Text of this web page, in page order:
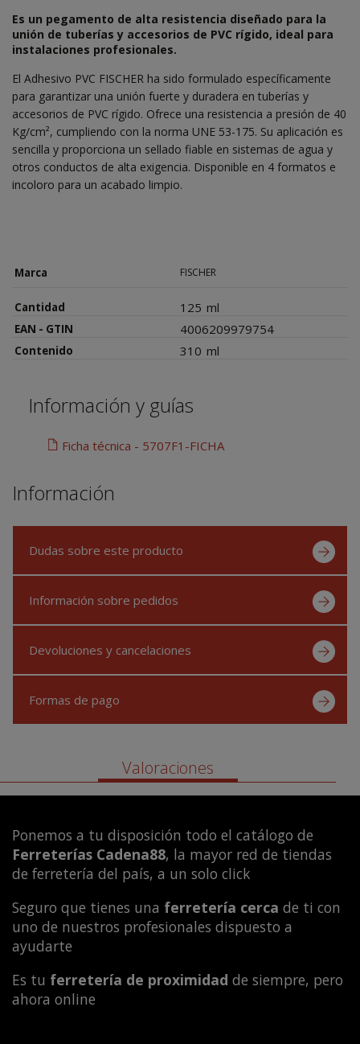
Es un pegamento de alta resistencia diseñado para la
unión de tuberías y accesorios de PVC rígido, ideal para
instalaciones profesionales.
El Adhesivo PVC FISCHER ha sido formulado específicamente
para garantizar una unión fuerte y duradera en tuberías y
accesorios de PVC rígido. Ofrece una resistencia a presión de 40
Kg/cm², cumpliendo con la norma UNE 53-175. Su aplicación es
sencilla y proporciona un sellado fiable en sistemas de agua y
otros conductos de alta exigencia. Disponible en 4 formatos e
incoloro para un acabado limpio.
Marca FISCHER
Cantidad 125 ml
EAN - GTIN 4006209979754
Contenido 310 ml
Información y guías
Ficha técnica - 5707F1-FICHA
Información
Dudas sobre este producto
Información sobre pedidos
Devoluciones y cancelaciones
Formas de pago
Valoraciones
Ponemos a tu disposición todo el catálogo de
Ferreterías Cadena88, la mayor red de tiendas
de ferretería del país, a un solo click
Seguro que tienes una ferretería cerca de ti con
uno de nuestros profesionales dispuesto a
ayudarte
Es tu ferretería de proximidad de siempre, pero
ahora online